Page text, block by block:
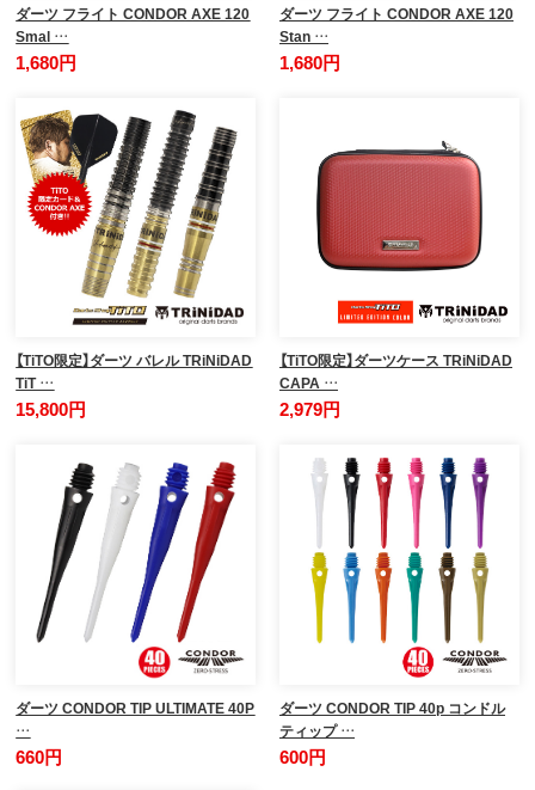
ダーツ フライト CONDOR AXE 120
Smal …
1,680円
ダーツ フライト CONDOR AXE 120
Stan …
1,680円
【TiTO限定】ダーツ バレル TRiNiDAD
TiT …
15,800円
【TiTO限定】ダーツケース TRiNiDAD
CAPA …
2,979円
ダーツ CONDOR TIP ULTIMATE 40P
…
660円
ダーツ CONDOR TIP 40p コンドル
ティップ …
600円